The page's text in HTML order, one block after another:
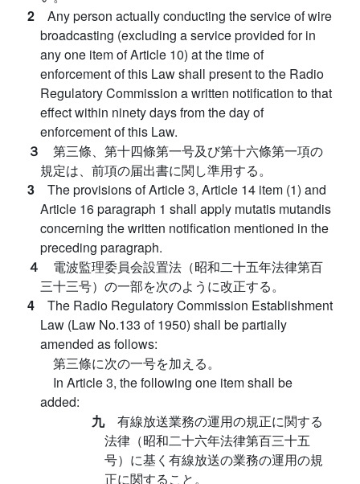
2 Any person actually conducting the service of wire
broadcasting (excluding a service provided for in
any one item of Article 10) at the time of
enforcement of this Law shall present to the Radio
Regulatory Commission a written notification to that
effect within ninety days from the day of
enforcement of this Law.
３ 第三條、第十四條第一号及び第十六條第一項の
規定は、前項の届出書に関し準用する。
3 The provisions of Article 3, Article 14 item (1) and
Article 16 paragraph 1 shall apply mutatis mutandis
concerning the written notification mentioned in the
preceding paragraph.
４ 電波監理委員会設置法（昭和二十五年法律第百
三十三号）の一部を次のように改正する。
4 The Radio Regulatory Commission Establishment
Law (Law No.133 of 1950) shall be partially
amended as follows:
第三條に次の一号を加える。
In Article 3, the following one item shall be
added:
九 有線放送業務の運用の規正に関する
法律（昭和二十六年法律第百三十五
号）に基く有線放送の業務の運用の規
正に関すること。